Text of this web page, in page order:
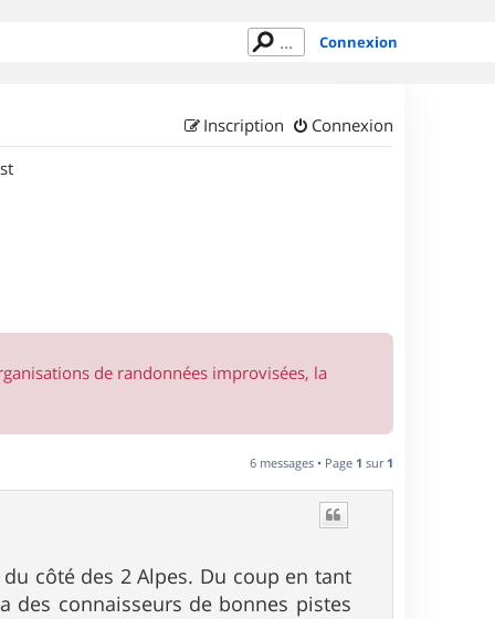
Connexion
Connexion
Inscription
de randonnées improvisées, la
6 messages • Page 1 sur 1
côté des 2 Alpes. Du coup en tant
des connaisseurs de bonnes pistes